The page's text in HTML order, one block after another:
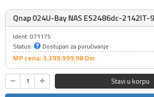
Qnap 024U-Bay NAS ES2486dc-2142IT-
Ident: 071175
Status:
Dostupan za poručivanje
MP cena: 3.399.999,98Din
Stavi u korpu